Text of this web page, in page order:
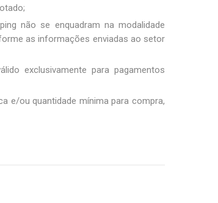
não se enquadram na modalidade
as informações enviadas ao setor
exclusivamente para pagamentos
e/ou quantidade mínima para compra,